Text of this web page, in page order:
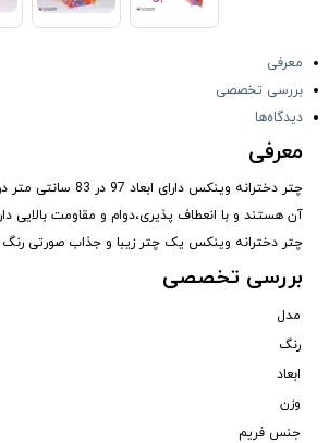
معرفی
بررسی تخصصی
دیدگاه‌ها
معرفی
چتر دخترانه
آن هستند و با انعطاف پذیری،دوام و مقاومت بالایی
چتر دخترانه وینکس یک چتر زیبا و جذاب صورتی
بررسی تخصصی
مدل
رنگ
ابعاد
وزن
جنس فریم